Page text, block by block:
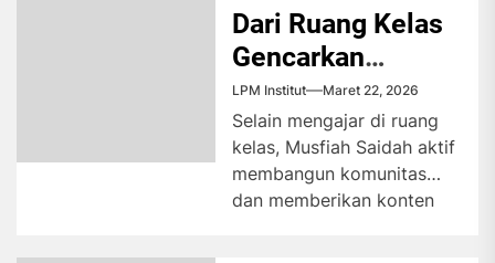
Dari Ruang Kelas
Gencarkan
Edukasi Digital
LPM Institut Maret 22, 2026
Selain mengajar di ruang
kelas, Musfiah Saidah aktif
membangun komunitas
dan memberikan konten